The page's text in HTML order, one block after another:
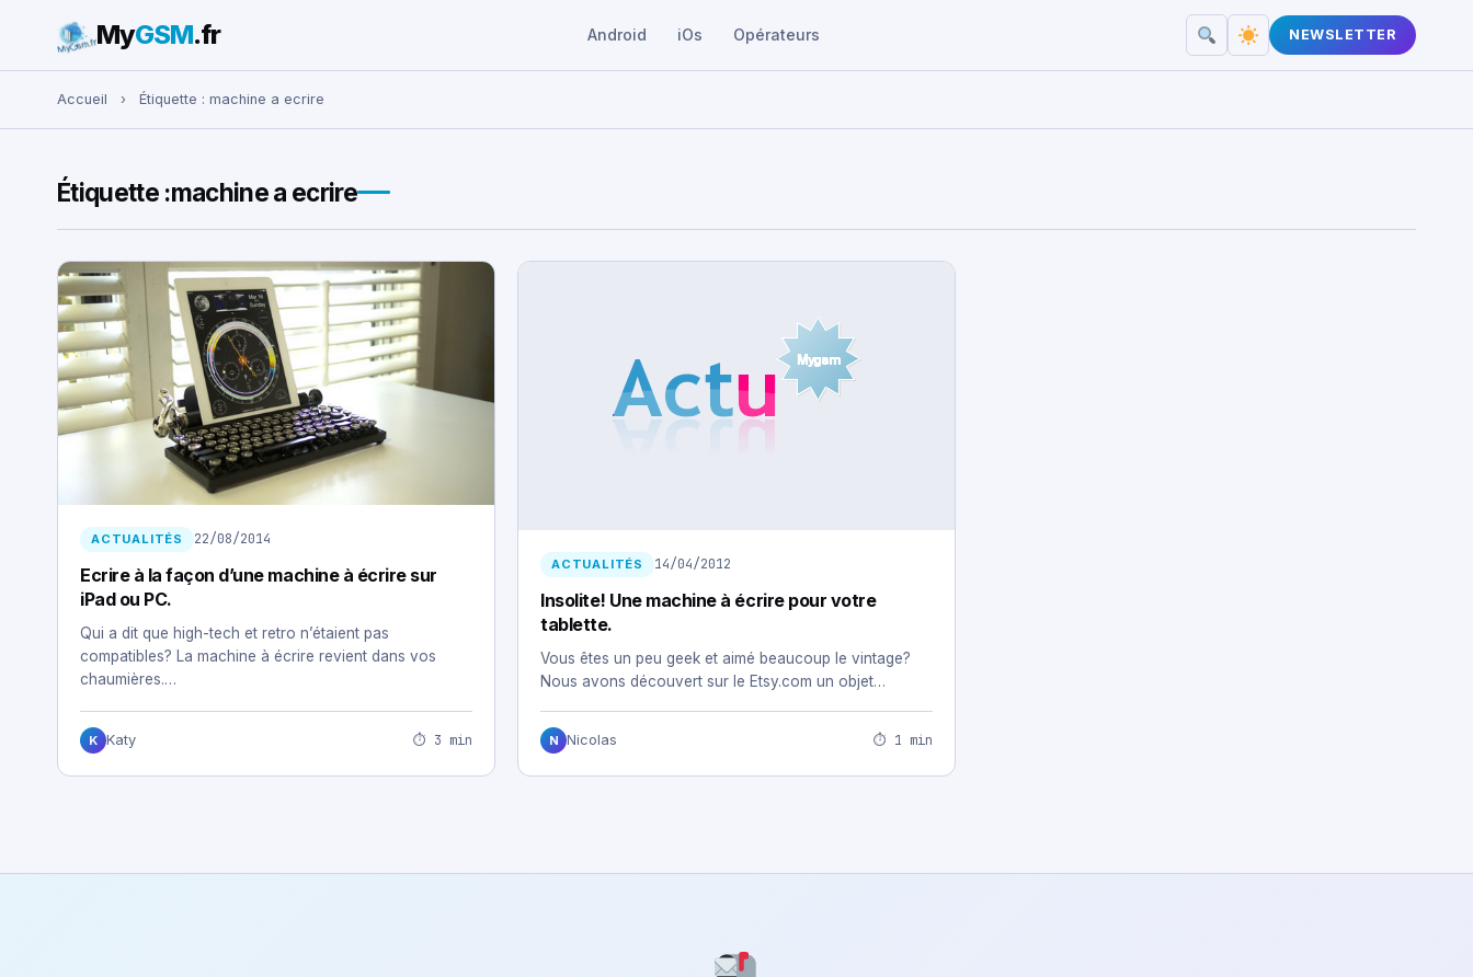
Rechercher :
MyGSM.fr Android iOs Opérateurs NEWSLETTER
Accueil › Étiquette : machine a ecrire
Étiquette :machine a ecrire
ACTUALITÉS 22/08/2014
Ecrire à la façon d’une machine à écrire sur
iPad ou PC.
Qui a dit que high-tech et retro n’étaient pas
compatibles? La machine à écrire revient dans vos
chaumières.…
K Katy ⏱ 3 min
ACTUALITÉS 14/04/2012
Insolite! Une machine à écrire pour votre
tablette.
Vous êtes un peu geek et aimé beaucoup le vintage?
Nous avons découvert sur le Etsy.com un objet…
N Nicolas ⏱ 1 min